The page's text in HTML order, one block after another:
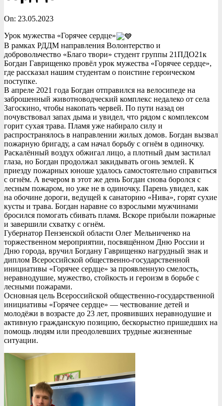
On: 23.05.2023
Урок мужества «Горячее сердце»
В рамках РДДМ направления Волонтерство и
добровольчество «Благо твори» студент группы 21ПДО21к
Богдан Гаврищенко провёл урок мужества «Горячее сердце»,
где рассказал нашим студентам о поистине героическом
поступке.
В апреле 2021 года Богдан отправился на велосипеде на
заброшенный животноводческий комплекс недалеко от села
Загоскино, чтобы накопать червей. По пути назад он
почувствовал запах дыма и увидел, что рядом с комплексом
горит сухая трава. Пламя уже набирало силу и
распространялось в направлении жилых домов. Богдан вызвал
пожарную бригаду, а сам начал борьбу с огнём в одиночку.
Раскалённый воздух обжигал лицо, а плотный дым застилал
глаза, но Богдан продолжал закидывать огонь землей. К
приезду пожарных юноше удалось самостоятельно справиться
с огнём. А вечером в этот же день Богдан снова боролся с
лесным пожаром, но уже не в одиночку. Парень увидел, как
на обочине дороги, ведущей к санаторию «Нива», горят сухие
кусты и трава. Богдан наравне со взрослыми мужчинами
бросился помогать сбивать пламя. Вскоре прибыли пожарные
и завершили схватку с огнём.
Губернатор Пензенской области Олег Мельниченко на
торжественном мероприятии, посвящённом Дню России и
Дню города, вручил Богдану Гаврищенко нагрудный знак и
диплом Всероссийской общественно-государственной
инициативы «Горячее сердце» за проявленную смелость,
неравнодушие, мужество, стойкость и героизм в борьбе с
лесными пожарами.
Основная цель Всероссийской общественно-государственной
инициативы «Горячее сердце» — чествование детей и
молодёжи в возрасте до 23 лет, проявивших неравнодушие и
активную гражданскую позицию, бескорыстно пришедших на
помощь людям или преодолевших трудные жизненные
ситуации.